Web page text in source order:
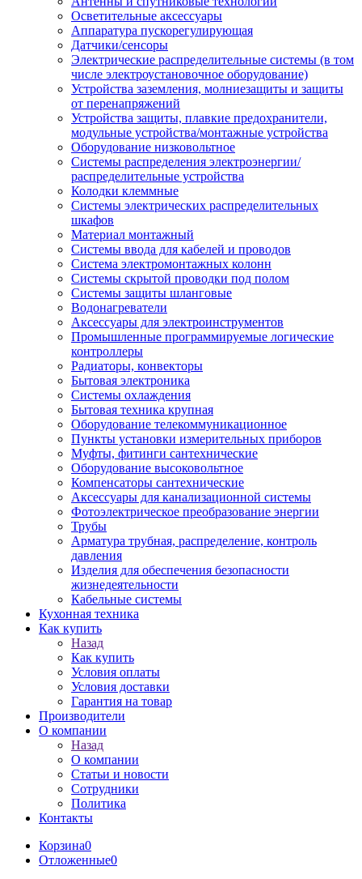
Осветительные аксессуары
Аппаратура пускорегулирующая
Датчики/сенсоры
Электрические распределительные системы (в том
числе электроустановочное оборудование)
Устройства заземления, молниезащиты и защиты
от перенапряжений
Устройства защиты, плавкие предохранители,
модульные устройства/монтажные устройства
Оборудование низковольтное
Системы распределения электроэнергии/
распределительные устройства
Колодки клеммные
Системы электрических распределительных
шкафов
Материал монтажный
Системы ввода для кабелей и проводов
Система электромонтажных колонн
Системы скрытой проводки под полом
Системы защиты шланговые
Водонагреватели
Аксессуары для электроинструментов
Промышленные программируемые логические
контроллеры
Радиаторы, конвекторы
Бытовая электроника
Системы охлаждения
Бытовая техника крупная
Оборудование телекоммуникационное
Пункты установки измерительных приборов
Муфты, фитинги сантехнические
Оборудование высоковольтное
Компенсаторы сантехнические
Аксессуары для канализационной системы
Фотоэлектрическое преобразование энергии
Трубы
Арматура трубная, распределение, контроль
давления
Изделия для обеспечения безопасности
жизнедеятельности
Кабельные системы
Кухонная техника
Как купить
Назад
Как купить
Условия оплаты
Условия доставки
Гарантия на товар
Производители
О компании
Назад
О компании
Статьи и новости
Сотрудники
Политика
Контакты
Корзина0
Отложенные0